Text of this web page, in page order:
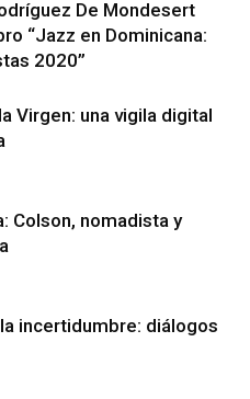
De Mondesert
“Jazz en Dominicana:
2020”
Virgen: una vigila digital
Colson, nomadista y
incertidumbre: diálogos